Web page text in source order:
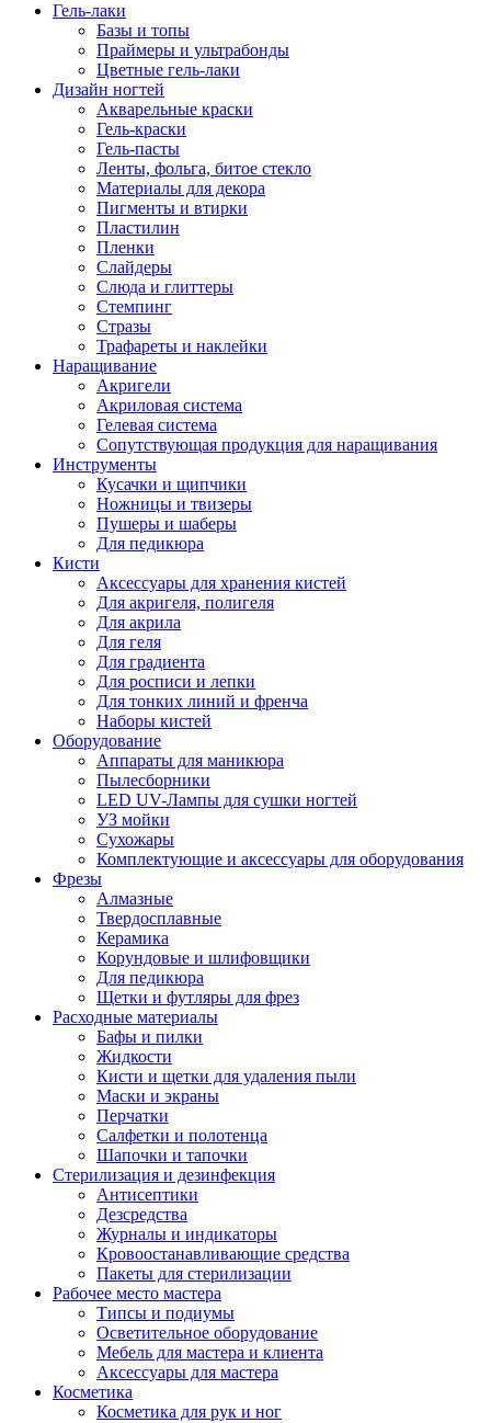
Гель-лаки
Базы и топы
Праймеры и ультрабонды
Цветные гель-лаки
Дизайн ногтей
Акварельные краски
Гель-краски
Гель-пасты
Ленты, фольга, битое стекло
Материалы для декора
Пигменты и втирки
Пластилин
Пленки
Слайдеры
Слюда и глиттеры
Стемпинг
Стразы
Трафареты и наклейки
Наращивание
Акригели
Акриловая система
Гелевая система
Сопутствующая продукция для наращивания
Инструменты
Кусачки и щипчики
Ножницы и твизеры
Пушеры и шаберы
Для педикюра
Кисти
Аксессуары для хранения кистей
Для акригеля, полигеля
Для акрила
Для геля
Для градиента
Для росписи и лепки
Для тонких линий и френча
Наборы кистей
Оборудование
Аппараты для маникюра
Пылесборники
LED UV-Лампы для сушки ногтей
УЗ мойки
Сухожары
Комплектующие и аксессуары для оборудования
Фрезы
Алмазные
Твердосплавные
Керамика
Корундовые и шлифовщики
Для педикюра
Щетки и футляры для фрез
Расходные материалы
Бафы и пилки
Жидкости
Кисти и щетки для удаления пыли
Маски и экраны
Перчатки
Салфетки и полотенца
Шапочки и тапочки
Стерилизация и дезинфекция
Антисептики
Дезсредства
Журналы и индикаторы
Кровоостанавливающие средства
Пакеты для стерилизации
Рабочее место мастера
Типсы и подиумы
Осветительное оборудование
Мебель для мастера и клиента
Аксессуары для мастера
Косметика
Косметика для рук и ног